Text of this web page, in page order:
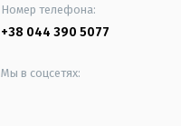
Номер телефона:
+38 044 390 5077
Мы в соцсетях: